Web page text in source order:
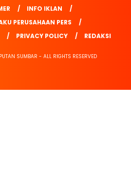
INFO IKLAN
PERUSAHAAN PERS
PRIVACY POLICY REDAKSI
SUMBAR - ALL RIGHTS RESERVED